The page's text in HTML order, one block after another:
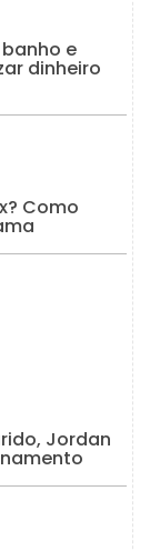
e
dinheiro
Como
Jordan